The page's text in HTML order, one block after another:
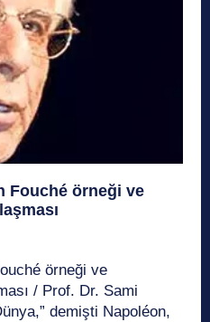
Fouché örneği ve
örneği ve
/ Prof. Dr. Sami
demişti Napoléon,